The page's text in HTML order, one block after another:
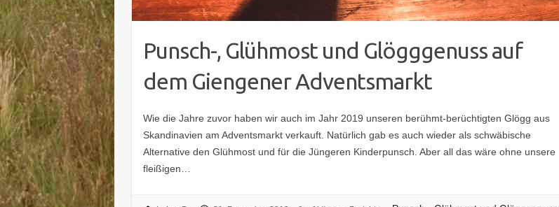
Punsch-, Glühmost und Glögggenuss auf
dem Giengener Adventsmarkt
Wie die Jahre zuvor haben wir auch im Jahr 2019 unseren berühmt-berüchtigten Glögg aus
Skandinavien am Adventsmarkt verkauft. Natürlich gab es auch wieder als schwäbische
Alternative den Glühmost und für die Jüngeren Kinderpunsch. Aber all das wäre ohne unsere
fleißigen…